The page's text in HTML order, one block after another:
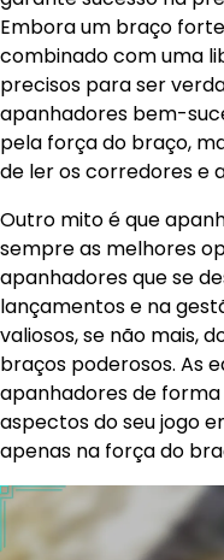
Embora um braço
combinado com uma
precisos para ser
apanhadores bem-
pela força do braço,
de ler os corredores e
Outro mito é que
sempre as melhores
apanhadores que se
lançamentos e na
valiosos, se não mais,
braços poderosos. As
apanhadores de
aspectos do seu jogo
apenas na força do